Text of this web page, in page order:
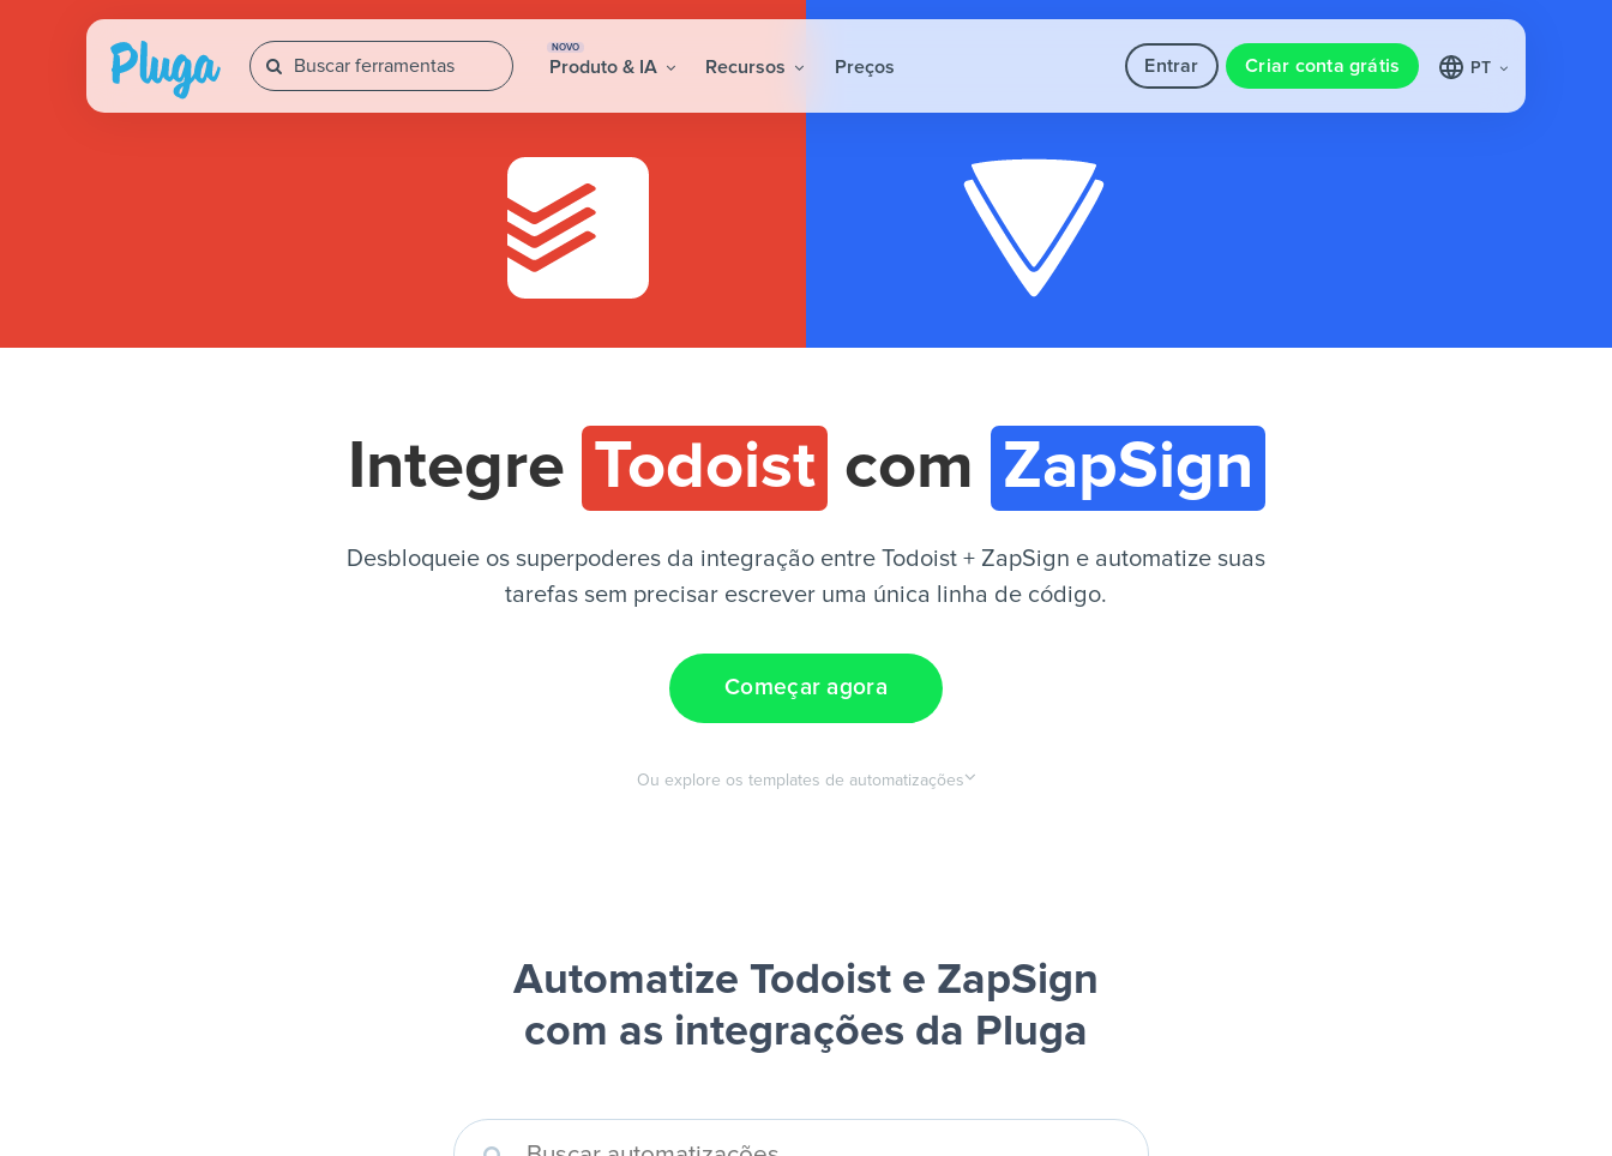
NOVO
Produto & IA Recursos Preços Entrar Criar conta grátis PT
Integre Todoist com ZapSign
Desbloqueie os superpoderes da integração entre Todoist + ZapSign e automatize suas
tarefas sem precisar escrever uma única linha de código.
Começar agora
Ou explore os templates de automatizações
Automatize Todoist e ZapSign
com as integrações da Pluga